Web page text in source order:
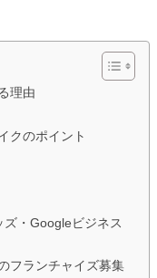
理由
クのポイント
・Googleビジネス
フランチャイズ募集